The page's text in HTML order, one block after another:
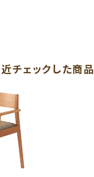
チェックした商品